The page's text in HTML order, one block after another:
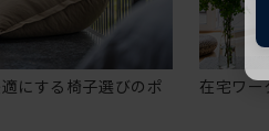
にする椅子選びのポ
在宅ワ